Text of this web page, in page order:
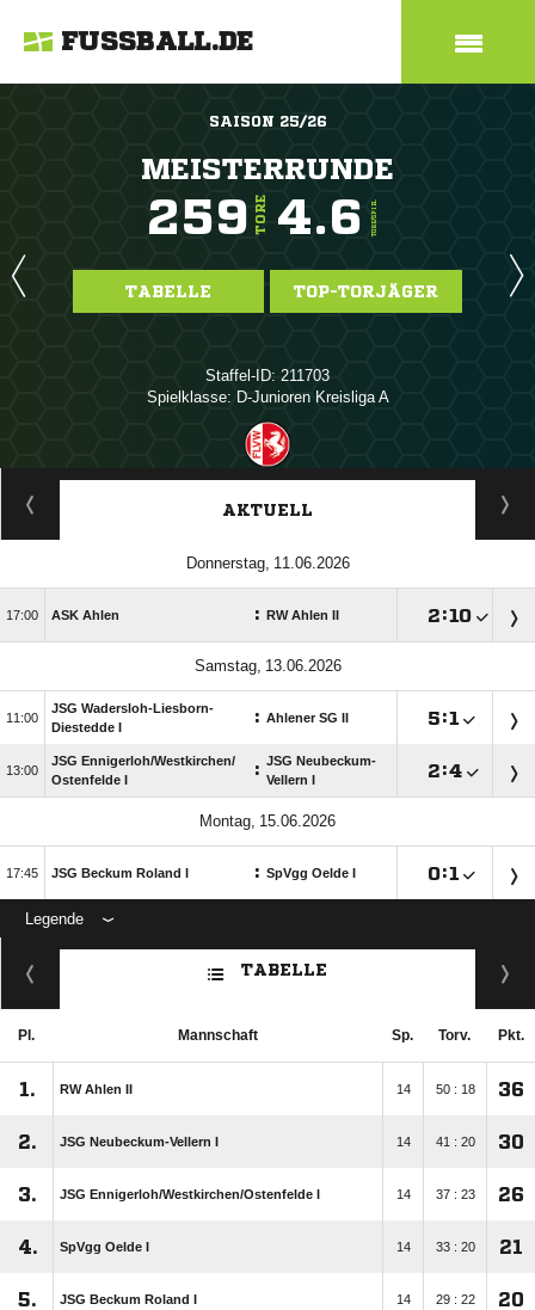
FUSSBALL.DE
SAISON 25/26
MEISTERRUNDE
259 TORE 4.6 TORE/SPIEL
TABELLE TOP-TORJÄGER
Staffel-ID: 211703
Spielklasse: D-Junioren Kreisliga A
ANZEIGE
AKTUELL
 
 ASK Ahlen : RW Ahlen II :
 

JSG Wadersloh-Liesborn-
Diestedde I
: Ahlener SG II :

JSG Ennigerloh/​Westkirchen/​
Ostenfelde I
: JSG Neubeckum-
Vellern I
:
 
 JSG Beckum Roland I : SpVgg Oelde I :
Legende
ANZEIGE
TABELLE
Pl. Mannschaft Sp. Torv. Pkt.
1. RW Ahlen II 14 50 : 18 36
2. JSG Neubeckum-Vellern I 14 41 : 20 30
3. JSG Ennigerloh/​Westkirchen/​Ostenfelde I 14 37 : 23 26
4. SpVgg Oelde I 14 33 : 20 21
5. JSG Beckum Roland I 14 29 : 22 20